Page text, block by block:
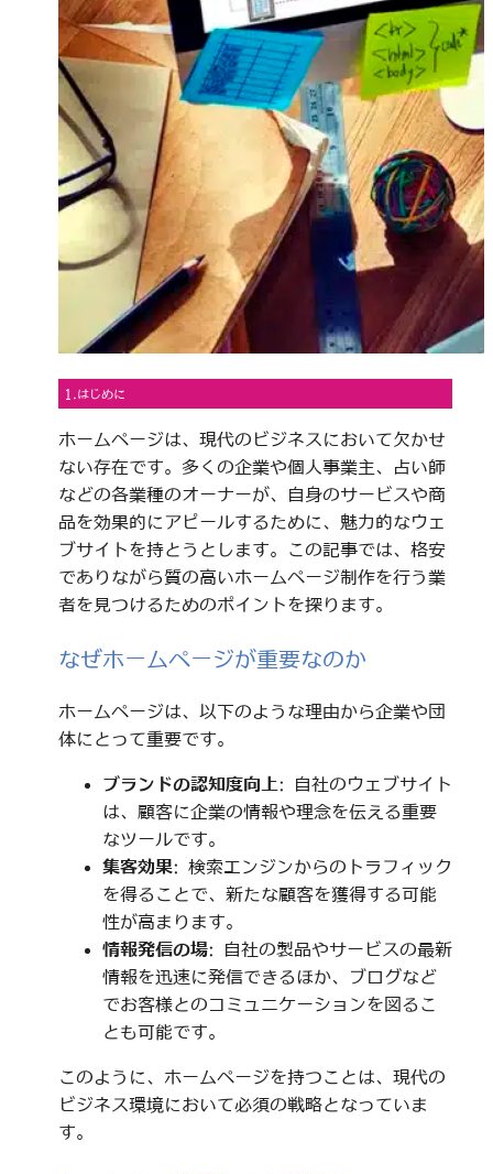
1.はじめに
ホームページは、現代のビジネスにおいて欠かせ
ない存在です。多くの企業や個人事業主、占い師
などの各業種のオーナーが、自身のサービスや商
品を効果的にアピールするために、魅力的なウェ
ブサイトを持とうとします。この記事では、格安
でありながら質の高いホームページ制作を行う業
者を見つけるためのポイントを探ります。
なぜホームページが重要なのか
ホームページは、以下のような理由から企業や団
体にとって重要です。
ブランドの認知度向上: 自社のウェブサイト
は、顧客に企業の情報や理念を伝える重要
なツールです。
集客効果: 検索エンジンからのトラフィック
を得ることで、新たな顧客を獲得する可能
性が高まります。
情報発信の場: 自社の製品やサービスの最新
情報を迅速に発信できるほか、ブログなど
でお客様とのコミュニケーションを図るこ
とも可能です。
このように、ホームページを持つことは、現代の
ビジネス環境において必須の戦略となっていま
す。